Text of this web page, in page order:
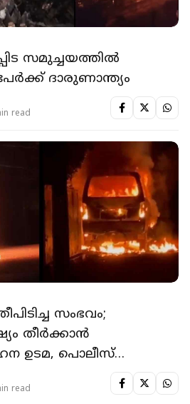
സമുച്ചയത്തില്‍
ദാരുണാന്ത്യം
read
സംഭവം;
തീർക്കാൻ
ഉടമ, പൊലീസ്
read